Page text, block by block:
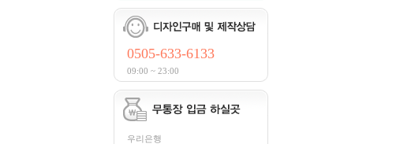
0505-633-6133
09:00 ~ 23:00
우리은행